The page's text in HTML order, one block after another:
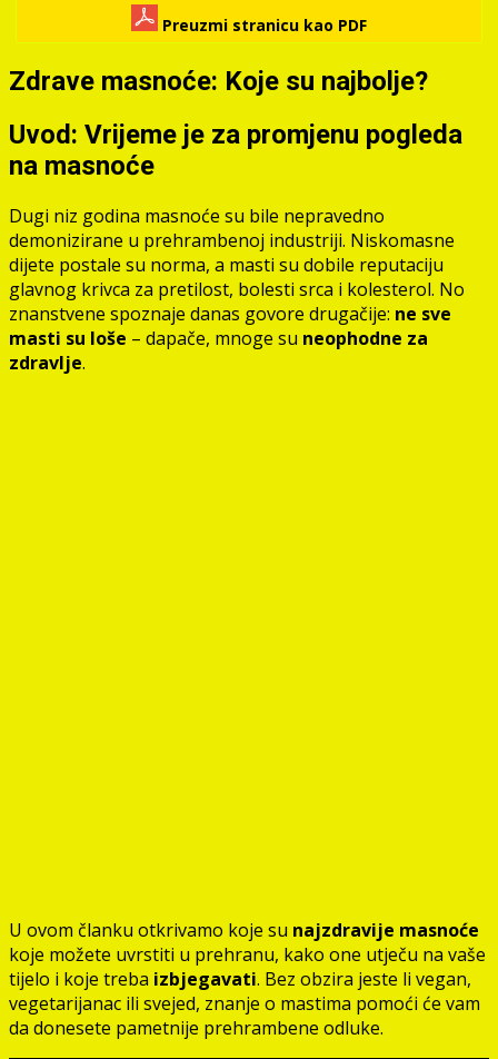
Preuzmi stranicu kao PDF
Zdrave masnoće: Koje su najbolje?
Uvod: Vrijeme je za promjenu pogleda
na masnoće
Dugi niz godina masnoće su bile nepravedno
demonizirane u prehrambenoj industriji. Niskomasne
dijete postale su norma, a masti su dobile reputaciju
glavnog krivca za pretilost, bolesti srca i kolesterol. No
znanstvene spoznaje danas govore drugačije: ne sve
masti su loše – dapače, mnoge su neophodne za
zdravlje.
U ovom članku otkrivamo koje su najzdravije masnoće
koje možete uvrstiti u prehranu, kako one utječu na vaše
tijelo i koje treba izbjegavati. Bez obzira jeste li vegan,
vegetarijanac ili svejed, znanje o mastima pomoći će vam
da donesete pametnije prehrambene odluke.